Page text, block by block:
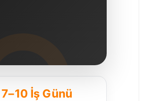
7–10 İş Günü